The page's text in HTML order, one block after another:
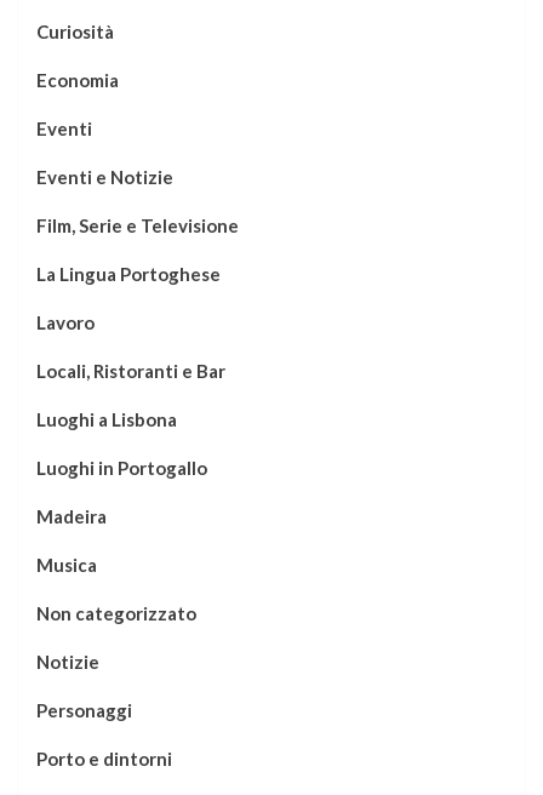
Curiosità
Economia
Eventi
Eventi e Notizie
Film, Serie e Televisione
La Lingua Portoghese
Lavoro
Locali, Ristoranti e Bar
Luoghi a Lisbona
Luoghi in Portogallo
Madeira
Musica
Non categorizzato
Notizie
Personaggi
Porto e dintorni